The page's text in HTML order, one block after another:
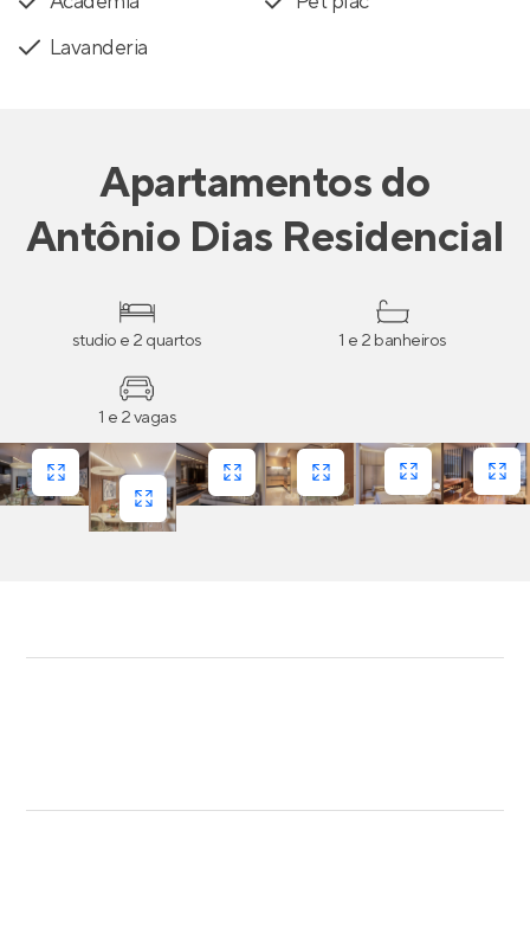
Lavanderia
Apartamentosdo
Antônio Dias Residencial
studio e 2 quartos 1 e 2 banheiros
1 e 2 vagas